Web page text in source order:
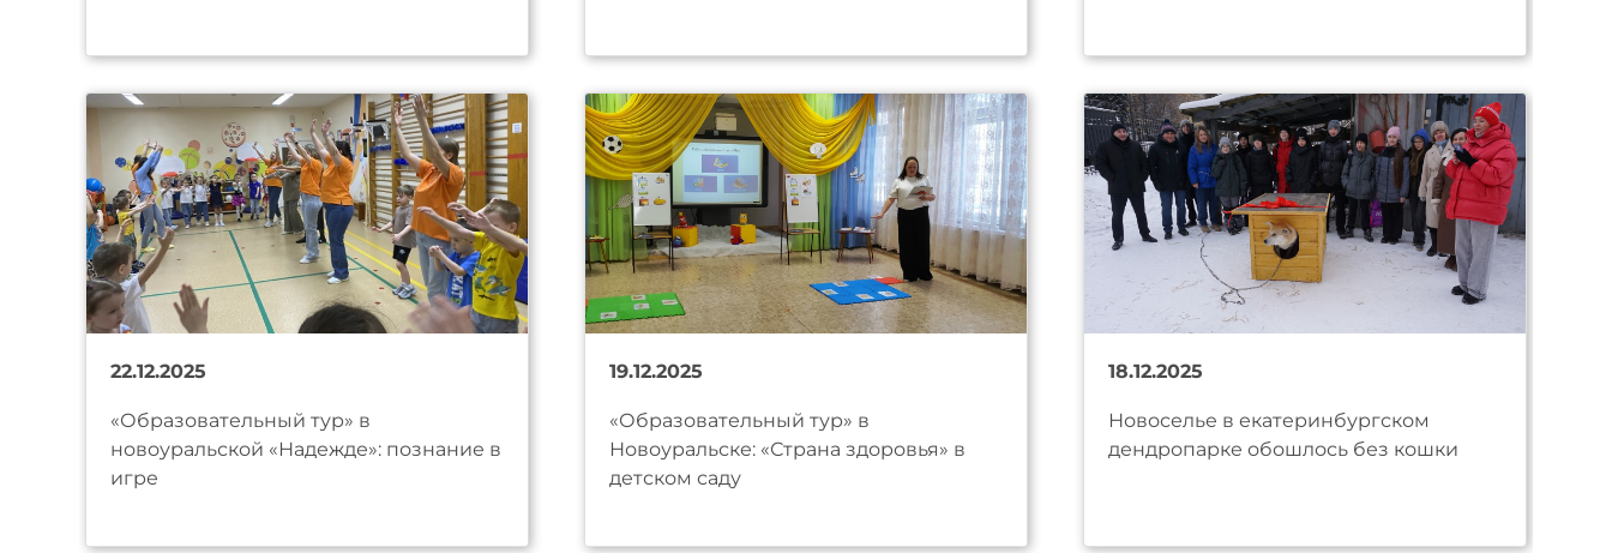
22.12.2025
«Образовательный тур» в
новоуральской «Надежде»: познание в
игре
19.12.2025
«Образовательный тур» в
Новоуральске: «Страна здоровья» в
детском саду
18.12.2025
Новоселье в екатеринбургском
дендропарке обошлось без кошки